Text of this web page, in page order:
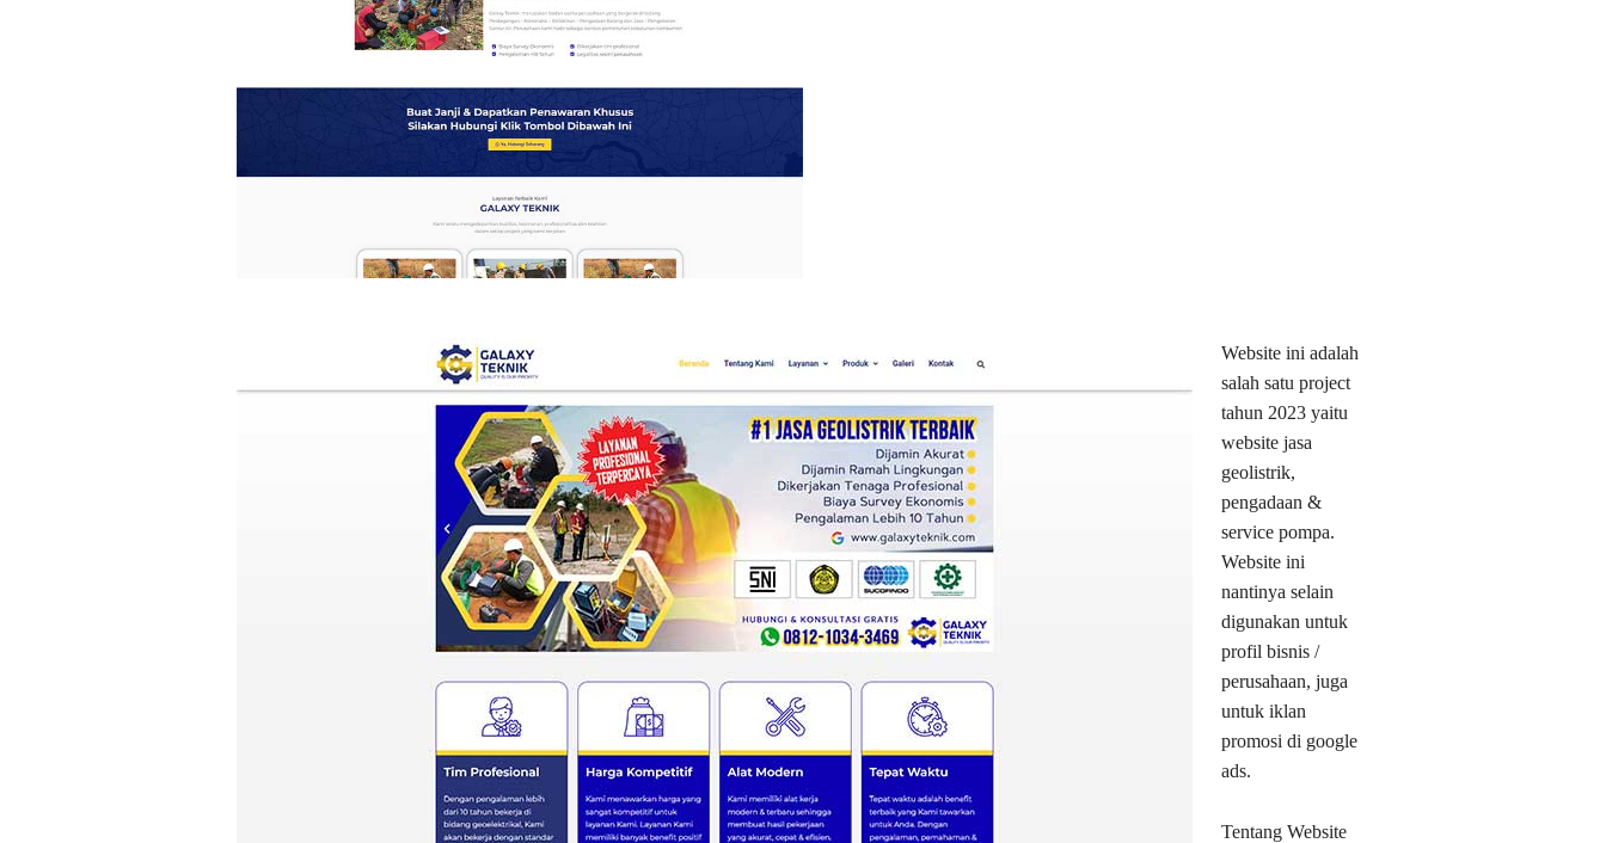
Website ini adalah
salah satu project
tahun 2023 yaitu
website jasa
geolistrik,
pengadaan &
service pompa.
Website ini
nantinya selain
digunakan untuk
profil bisnis /
perusahaan, juga
untuk iklan
promosi di google
ads.
Tentang Website